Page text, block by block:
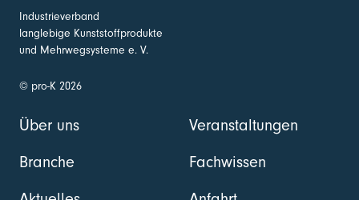
Industrieverband
langlebige Kunststoffprodukte
und Mehrwegsysteme e. V.
© pro-K 2026
Über uns
Branche
Veranstaltungen
Fachwissen